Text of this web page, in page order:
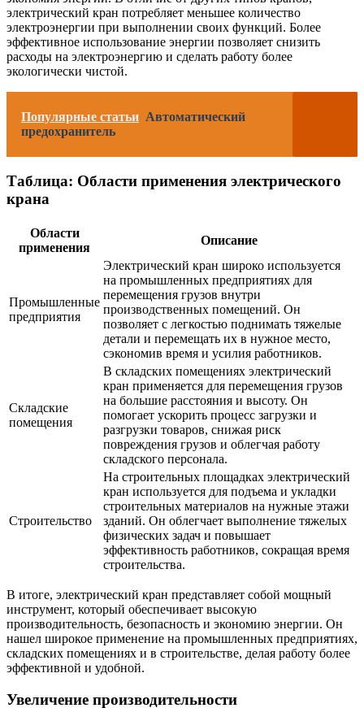
электрический кран потребляет меньшее количество
электроэнергии при выполнении своих функций. Более
эффективное использование энергии позволяет снизить
расходы на электроэнергию и сделать работу более
экологически чистой.
Популярные статьи Автоматический
предохранитель
Таблица: Области применения электрического
крана
Области
применения
Описание
Промышленные
предприятия
Электрический кран широко используется
на промышленных предприятиях для
перемещения грузов внутри
производственных помещений. Он
позволяет с легкостью поднимать тяжелые
детали и перемещать их в нужное место,
сэкономив время и усилия работников.
Складские
помещения
В складских помещениях электрический
кран применяется для перемещения грузов
на большие расстояния и высоту. Он
помогает ускорить процесс загрузки и
разгрузки товаров, снижая риск
повреждения грузов и облегчая работу
складского персонала.
Строительство
На строительных площадках электрический
кран используется для подъема и укладки
строительных материалов на нужные этажи
зданий. Он облегчает выполнение тяжелых
физических задач и повышает
эффективность работников, сокращая время
строительства.
В итоге, электрический кран представляет собой мощный
инструмент, который обеспечивает высокую
производительность, безопасность и экономию энергии. Он
нашел широкое применение на промышленных предприятиях,
складских помещениях и в строительстве, делая работу более
эффективной и удобной.
Увеличение производительности